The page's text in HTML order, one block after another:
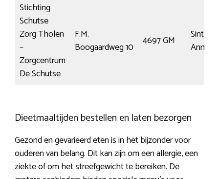
Stichting
Schutse
Zorg Tholen
–
Zorgcentrum
De Schutse
F.M.
Boogaardweg 10
4697 GM
Sint-
Dieetmaaltijden bestellen en laten bezorgen
Gezond en gevarieerd eten is in het bijzonder voor
ouderen van belang. Dit kan zijn om een allergie, een
ziekte of om het streefgewicht te bereiken. De